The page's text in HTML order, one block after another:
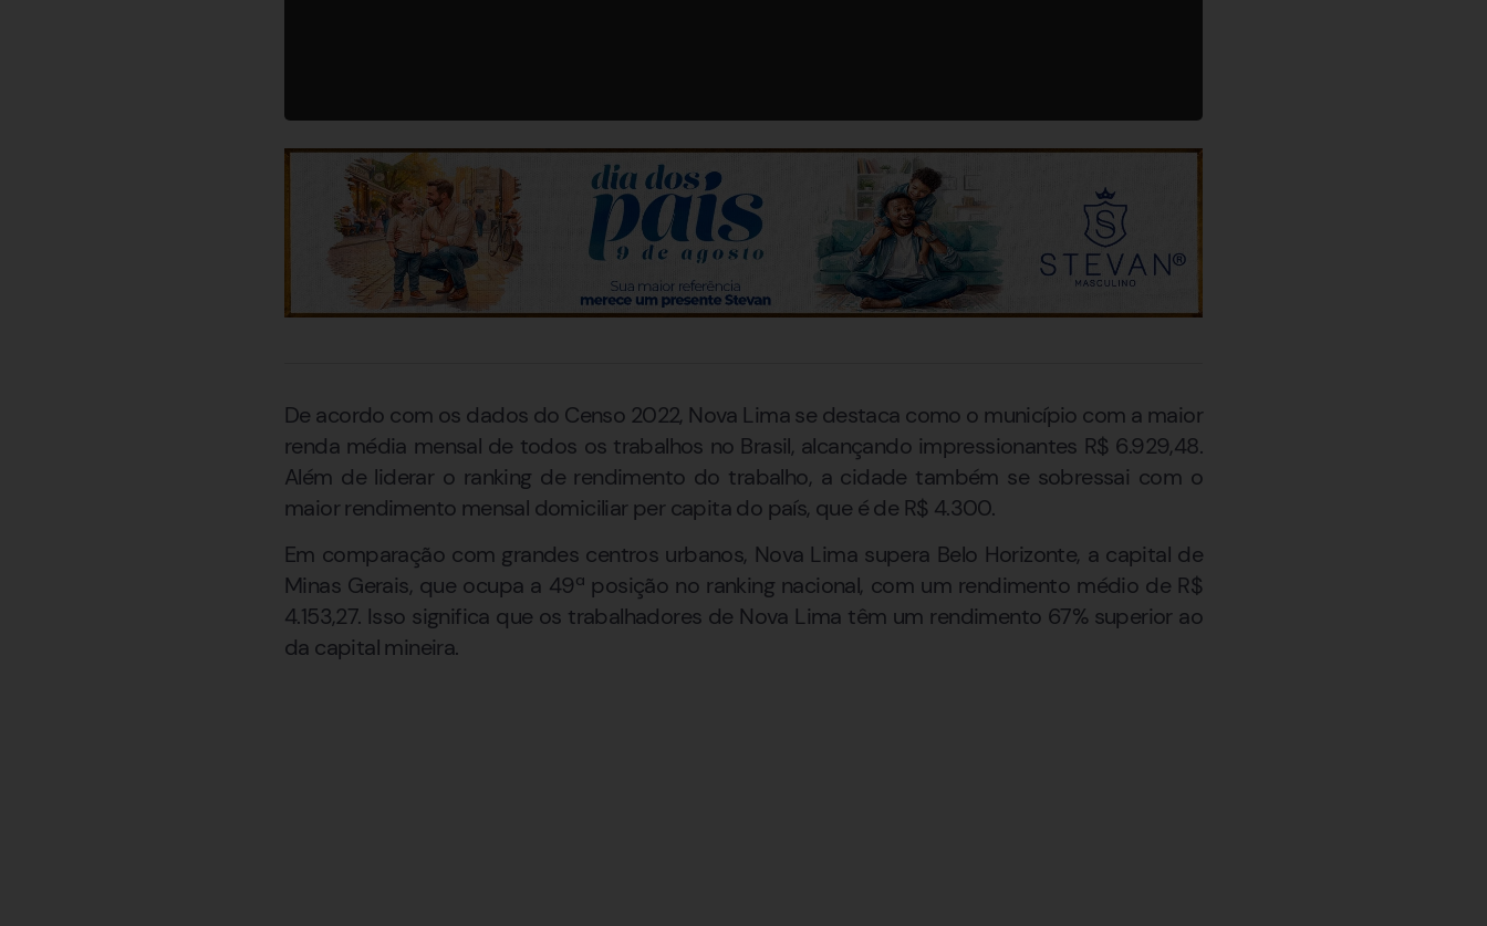
De acordo com os dados do Censo 2022, Nova Lima se destaca como o município com a maior
renda média mensal de todos os trabalhos no Brasil, alcançando impressionantes R$ 6.929,48.
Além de liderar o ranking de rendimento do trabalho, a cidade também se sobressai com o
maior rendimento mensal domiciliar per capita do país, que é de R$ 4.300.
Em comparação com grandes centros urbanos, Nova Lima supera Belo Horizonte, a capital de
Minas Gerais, que ocupa a 49ª posição no ranking nacional, com um rendimento médio de R$
4.153,27. Isso significa que os trabalhadores de Nova Lima têm um rendimento 67% superior ao
da capital mineira.